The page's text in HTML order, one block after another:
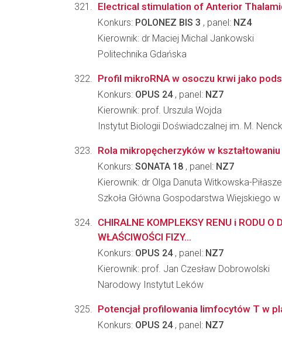
Electrical stimulation of Anterior
Konkurs: POLONEZ BIS 3 , panel: NZ4
Kierownik: dr Maciej Michal Jankowski
Politechnika Gdańska
Profil mikroRNA w osoczu krwi jako
Konkurs: OPUS 24, panel: NZ7
Kierownik: prof. Urszula Wojda
Instytut Biologii Doświadczalnej im. M.
Rola mikropęcherzyków w
Konkurs: SONATA 18 , panel: NZ7
Kierownik: dr Olga Danuta Witkowska-
Szkoła Główna Gospodarstwa Wiejskiego
CHIRALNE KOMPLEKSY RENU i RODU
WŁAŚCIWOŚCI FIZY...
Konkurs: OPUS 24, panel: NZ7
Kierownik: prof. Jan Czesław Dobrowolski
Narodowy Instytut Leków
Potencjał profilowania limfocytów T w
Konkurs: OPUS 24, panel: NZ7